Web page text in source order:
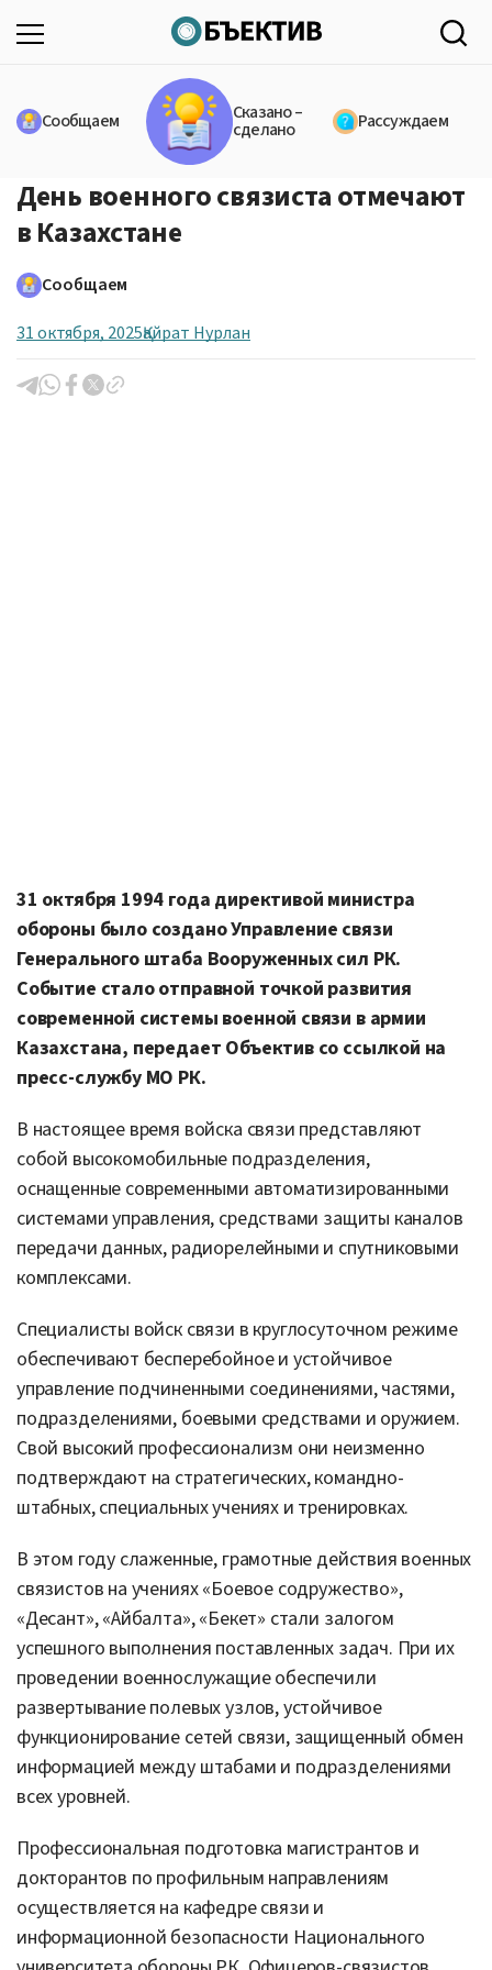
Сообщаем Сказано –
сделано Рассуждаем
День военного связиста отмечают
в Казахстане
Сообщаем
31 октября, 2025Қайрат Нурлан
31 октября 1994 года директивой министра
обороны было создано Управление связи
Генерального штаба Вооруженных сил РК.
Событие стало отправной точкой развития
современной системы военной связи в армии
Казахстана, передает Объектив со ссылкой на
пресс-службу МО РК.
В настоящее время войска связи представляют
собой высокомобильные подразделения,
оснащенные современными автоматизированными
системами управления, средствами защиты каналов
передачи данных, радиорелейными и спутниковыми
комплексами.
Специалисты войск связи в круглосуточном режиме
обеспечивают бесперебойное и устойчивое
управление подчиненными соединениями, частями,
подразделениями, боевыми средствами и оружием.
Свой высокий профессионализм они неизменно
подтверждают на стратегических, командно-
штабных, специальных учениях и тренировках.
В этом году слаженные, грамотные действия военных
связистов на учениях «Боевое содружество»,
«Десант», «Айбалта», «Бекет» стали залогом
успешного выполнения поставленных задач. При их
проведении военнослужащие обеспечили
развертывание полевых узлов, устойчивое
функционирование сетей связи, защищенный обмен
информацией между штабами и подразделениями
всех уровней.
Профессиональная подготовка магистрантов и
докторантов по профильным направлениям
осуществляется на кафедре связи и
информационной безопасности Национального